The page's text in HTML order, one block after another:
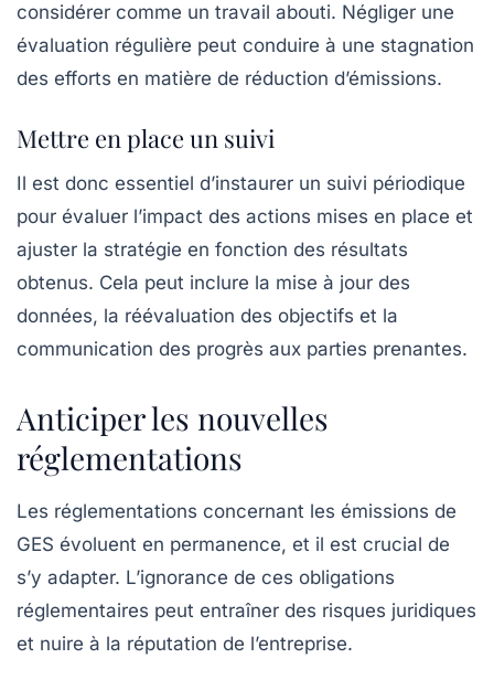
considérer comme un travail abouti. Négliger une
évaluation régulière peut conduire à une stagnation
des efforts en matière de réduction d’émissions.
Mettre en place un suivi
Il est donc essentiel d’instaurer un suivi périodique
pour évaluer l’impact des actions mises en place et
ajuster la stratégie en fonction des résultats
obtenus. Cela peut inclure la mise à jour des
données, la réévaluation des objectifs et la
communication des progrès aux parties prenantes.
Anticiper les nouvelles
réglementations
Les réglementations concernant les émissions de
GES évoluent en permanence, et il est crucial de
s’y adapter. L’ignorance de ces obligations
réglementaires peut entraîner des risques juridiques
et nuire à la réputation de l’entreprise.